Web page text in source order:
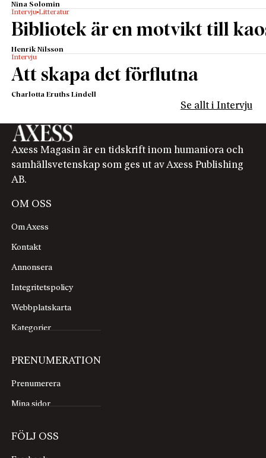
Nina Solomin
Intervju Litteratur
Bibliotek är en motvikt till
Henrik Nilsson
Intervju
Att skapa det förflutna
Charlotta Eruths Lindell
Se allt i Intervju
Axess Magasin är en tidskrift inom humaniora och
samhällsvetenskap som ges ut av Axess Publishing
AB.
OM OSS
Om Axess
Kontakt
Annonsera
Integritetspolicy
Webbplatskarta
Kategorier
PRENUMERATION
Prenumerera
Mina sidor
FÖLJ OSS